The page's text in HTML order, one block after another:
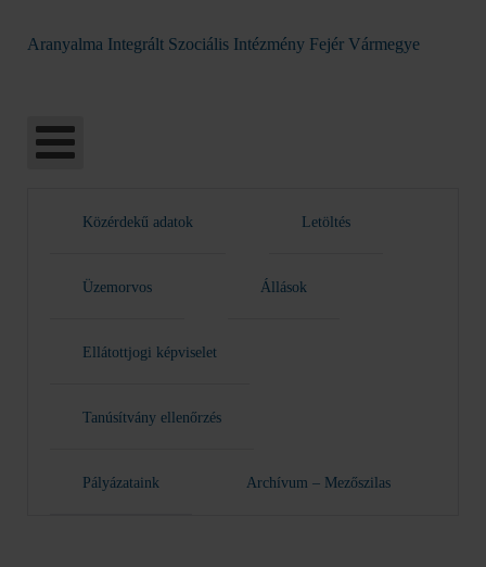
Aranyalma Integrált Szociális Intézmény Fejér Vármegye
Közérdekű adatok Letöltés
Üzemorvos Állások
Ellátottjogi képviselet
Tanúsítvány ellenőrzés
Pályázataink Archívum – Mezőszilas